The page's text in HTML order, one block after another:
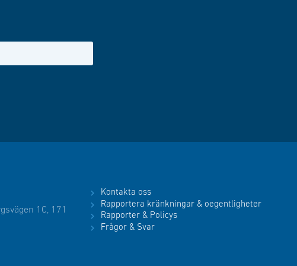
1C, 171
Kontakta oss
Rapportera kränkningar & oegentligheter
Rapporter & Policys
Frågor & Svar